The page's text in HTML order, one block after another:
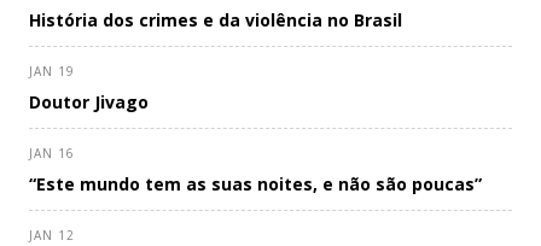
História dos crimes e da violência no Brasil
JAN 19
Doutor Jivago
JAN 16
“Este mundo tem as suas noites, e não são poucas”
JAN 12